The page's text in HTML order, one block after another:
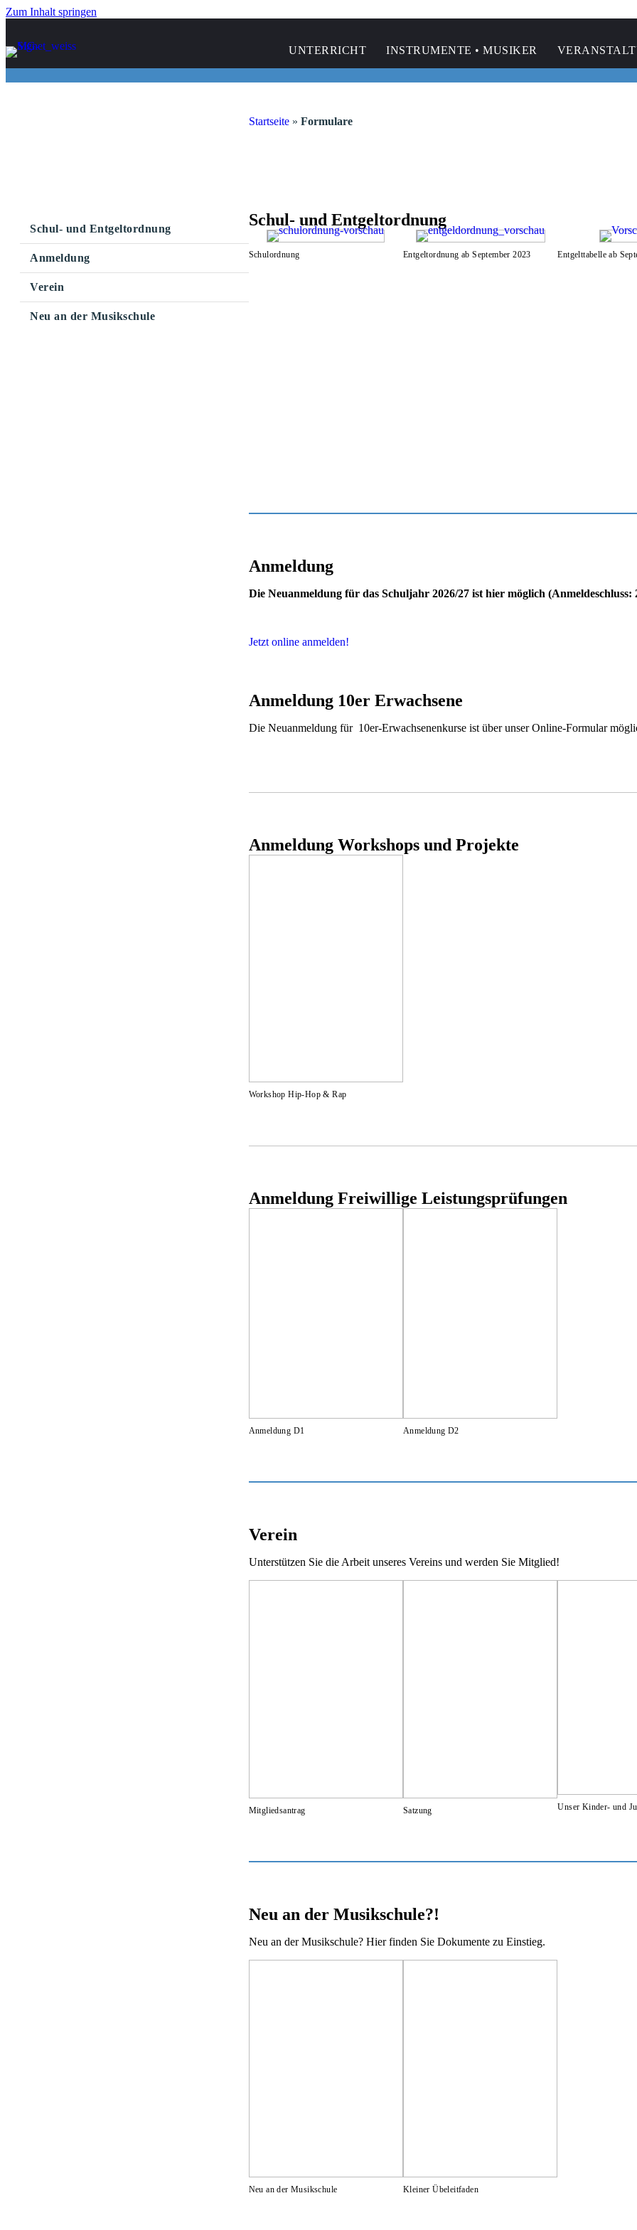
Zum Inhalt springen
UNTERRICHT INSTRUMENTE • MUSIKER
Startseite »Formulare
Schul- und Entgeltordnung
Anmeldung
Verein
Neu an der Musikschule
Schul- und Entgeltordnung
Schulordnung Entgeltordnung ab September 2023 Entgelttabelle ab
Anmeldung
Die Neuanmeldung für das Schuljahr 2026/27 ist hier möglich (Anmeldeschluss:
Jetzt online anmelden!
Anmeldung 10er Erwachsene
Die Neuanmeldung für 10er-Erwachsenenkurse ist über unser Online-Formular
Anmeldung Workshops und Projekte
Workshop Hip-Hop & Rap
Anmeldung Freiwillige Leistungsprüfungen
Anmeldung D1 Anmeldung D2
Verein
Unterstützen Sie die Arbeit unseres Vereins und werden Sie Mitglied!
Mitgliedsantrag Satzung Unser Kinder- und
Neu an der Musikschule?!
Neu an der Musikschule? Hier finden Sie Dokumente zu Einstieg.
Neu an der Musikschule Kleiner Übeleitfaden